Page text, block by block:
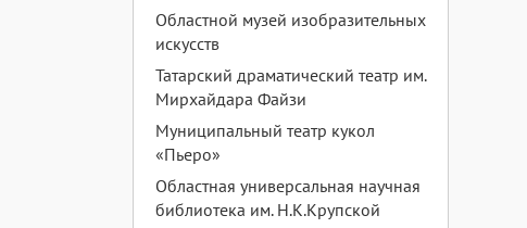
Областной музей изобразительных
искусств
Татарский драматический театр им.
Мирхайдара Файзи
Муниципальный театр кукол
«Пьеро»
Областная универсальная научная
библиотека им. Н.К.Крупской